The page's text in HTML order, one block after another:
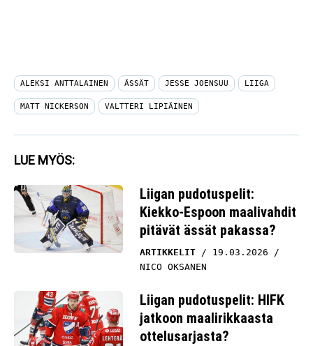
ALEKSI ANTTALAINEN ÄSSÄT JESSE JOENSUU LIIGA
MATT NICKERSON VALTTERI LIPIÄINEN
LUE MYÖS:
Liigan pudotuspelit:
Kiekko-Espoon maalivahdit
pitävät ässät pakassa?
ARTIKKELIT
19.03.2026
NICO OKSANEN
Liigan pudotuspelit: HIFK
jatkoon maalirikkaasta
ottelusarjasta?